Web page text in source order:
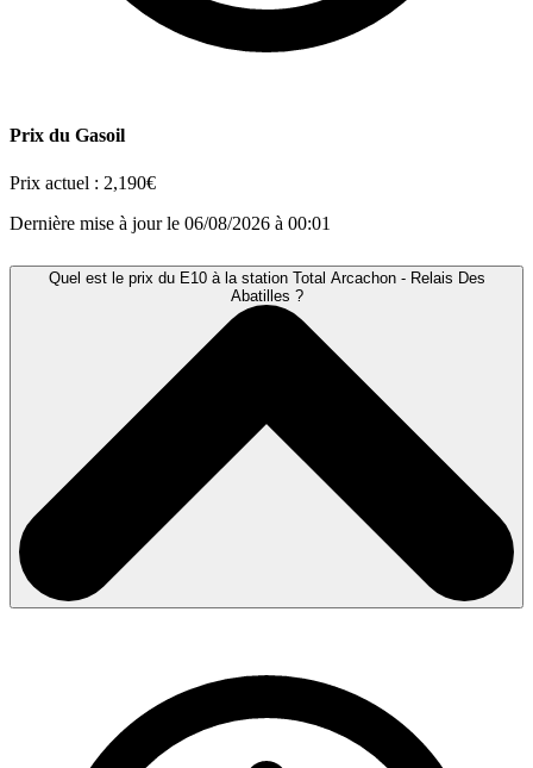
Prix du Gasoil
Prix actuel : 2,190€
Dernière mise à jour le 06/08/2026 à 00:01
Quel est le prix du E10 à la station Total Arcachon - Relais Des
Abatilles ?